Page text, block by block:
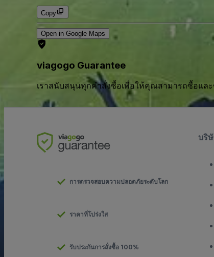
Copy
Open in Google Maps
viagogo Guarantee
เราสนับสนุนทุกคําสั่งซื้อเพื่อให้คุณสามารถซื้อและ
การตรวจสอบความปลอดภัยระดับโลก
ราคาที่โปร่งใส
รับประกันการสั่งซื้อ 100%
บริ